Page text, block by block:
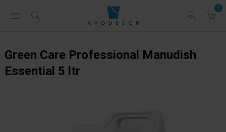
0
Green Care Professional Manudish
Essential 5 ltr